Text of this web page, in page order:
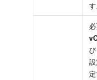
す
び